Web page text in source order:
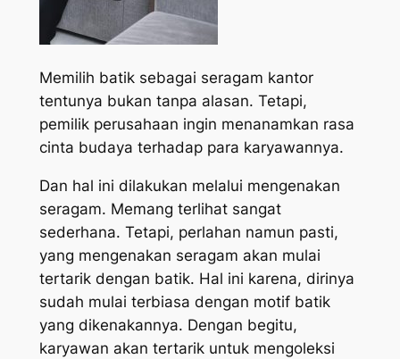
Memilih batik sebagai seragam kantor
tentunya bukan tanpa alasan. Tetapi,
pemilik perusahaan ingin menanamkan rasa
cinta budaya terhadap para karyawannya.
Dan hal ini dilakukan melalui mengenakan
seragam. Memang terlihat sangat
sederhana. Tetapi, perlahan namun pasti,
yang mengenakan seragam akan mulai
tertarik dengan batik. Hal ini karena, dirinya
sudah mulai terbiasa dengan motif batik
yang dikenakannya. Dengan begitu,
karyawan akan tertarik untuk mengoleksi